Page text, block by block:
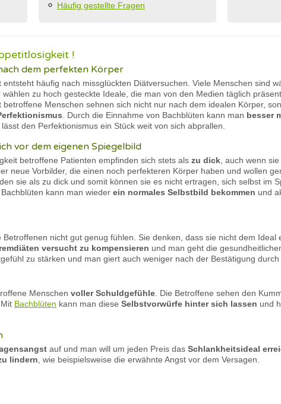
Häufig gestellte Fragen
!
dem perfekten Körper
entsteht häufig nach missglückten Diätversuchen. Viele Menschen sind
wählen zu hoch gesteckte Ideale, die man von den Medien täglich
betroffene Menschen sehnen sich nicht nur nach dem idealen Körper,
. Durch die Einnahme von Bachblüten kann man besser
lässt den Perfektionismus ein Stück weit von sich abprallen.
vor dem eigenen Spiegelbild
betroffene Patienten empfinden sich stets als zu dick , auch wenn
neue Vorbilder, die einen noch perfekteren Körper haben und wollen
sie als zu dick und somit können sie es nicht ertragen, sich selbst im
kann man wieder ein normales Selbstbild bekommen und
nicht gut genug fühlen. Sie denken, dass sie nicht dem Ideal
versucht zu kompensieren und man geht die
zu stärken und man giert auch weniger nach der Bestätigung durch
Menschen voller Schuldgefühle . Die Betroffene sehen den
. Mit Bachblüten kann man diese Selbstvorwürfe hinter sich lassen und
auf und man will um jeden Preis das Schlankheitsideal
lindern , wie beispielsweise die erwähnte Angst vor dem Versagen.